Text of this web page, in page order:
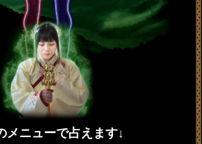
きたい 惹かれつつある
メニューで占えます↓